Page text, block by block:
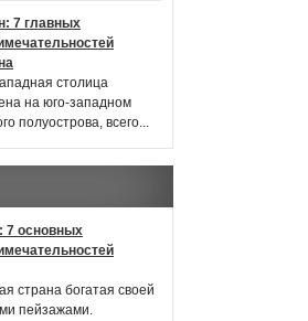
7 главных
столица
на юго-западном
полуострова, всего...
7 основных
страна богатая своей
пейзажами.